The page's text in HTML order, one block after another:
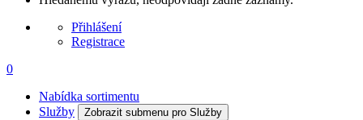
Přihlášení
Registrace
0
Nabídka sortimentu
Služby
Zobrazit submenu pro Služby